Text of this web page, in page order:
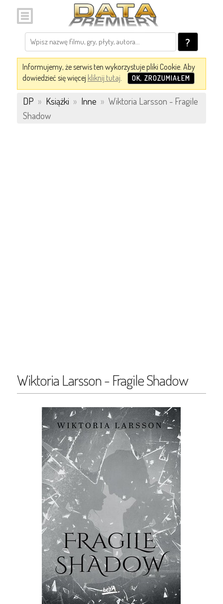
?
Informujemy, że serwis ten wykorzystuje pliki Cookie. Aby
dowiedzieć się więcej kliknij tutaj. OK, ZROZUMIAŁEM
DP » Książki » Inne » Wiktoria Larsson - Fragile
Shadow
Wiktoria Larsson - Fragile Shadow